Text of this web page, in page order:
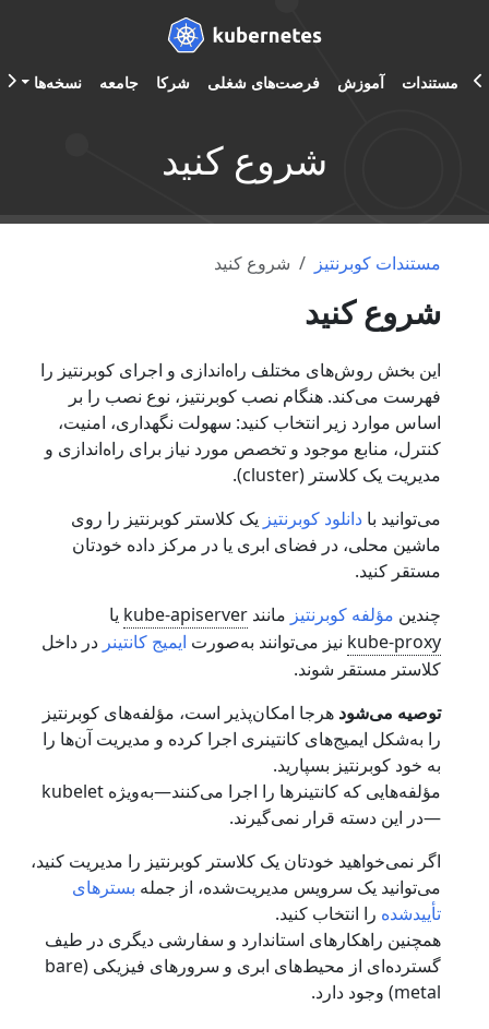
مستندات آموزش فرصت‌های شغلی شرکا جامعه نسخه‌ها
شروع کنید
مستندات کوبرنتیز شروع کنید
شروع کنید
این بخش روش‌های مختلف راه‌اندازی و اجرای کوبرنتیز را
فهرست می‌کند. هنگام نصب کوبرنتیز، نوع نصب را بر
اساس موارد زیر انتخاب کنید: سهولت نگهداری، امنیت،
کنترل، منابع موجود و تخصص مورد نیاز برای راه‌اندازی و
مدیریت یک کلاستر (cluster).
می‌توانید با دانلود کوبرنتیز یک کلاستر کوبرنتیز را روی
ماشین محلی، در فضای ابری یا در مرکز داده خودتان
مستقر کنید.
چندین مؤلفه کوبرنتیز مانند kube-apiserver یا
kube-proxy نیز می‌توانند به‌صورت ایمیج کانتینر در داخل
کلاستر مستقر شوند.
توصیه می‌شود هرجا امکان‌پذیر است، مؤلفه‌های کوبرنتیز
را به‌شکل ایمیج‌های کانتینری اجرا کرده و مدیریت آن‌ها را
به خود کوبرنتیز بسپارید.
مؤلفه‌هایی که کانتینرها را اجرا می‌کنند—به‌ویژه kubelet
—در این دسته قرار نمی‌گیرند.
اگر نمی‌خواهید خودتان یک کلاستر کوبرنتیز را مدیریت کنید،
می‌توانید یک سرویس مدیریت‌شده، از جمله بسترهای
تأییدشده را انتخاب کنید.
همچنین راهکارهای استاندارد و سفارشی دیگری در طیف
گسترده‌ای از محیط‌های ابری و سرورهای فیزیکی (bare
metal) وجود دارد.